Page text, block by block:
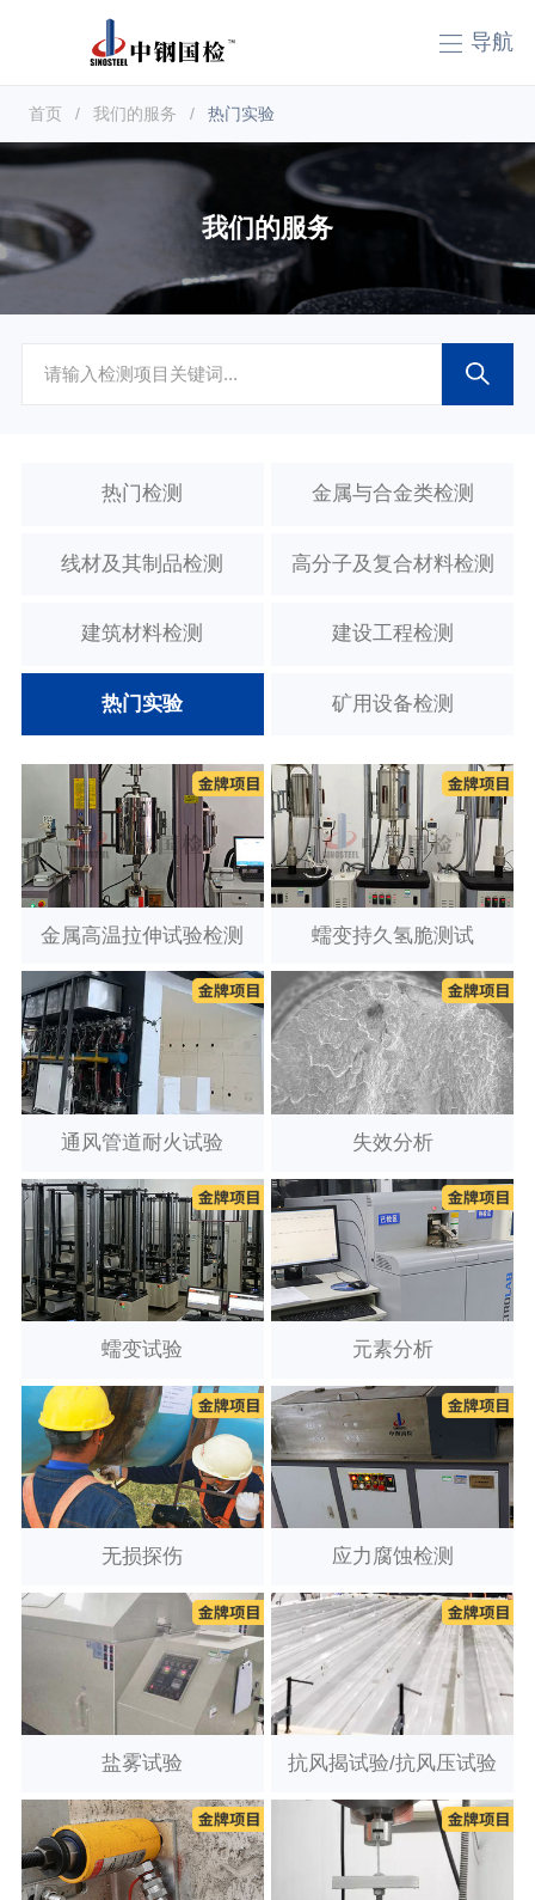
导航
首页 / 我们的服务 / 热门实验
我们的服务
热门检测 金属与合金类检测
线材及其制品检测 高分子及复合材料检测
建筑材料检测 建设工程检测
热门实验 矿用设备检测
金属高温拉伸试验检测 蠕变持久氢脆测试
通风管道耐火试验 失效分析
蠕变试验 元素分析
无损探伤 应力腐蚀检测
盐雾试验 抗风揭试验/抗风压试验